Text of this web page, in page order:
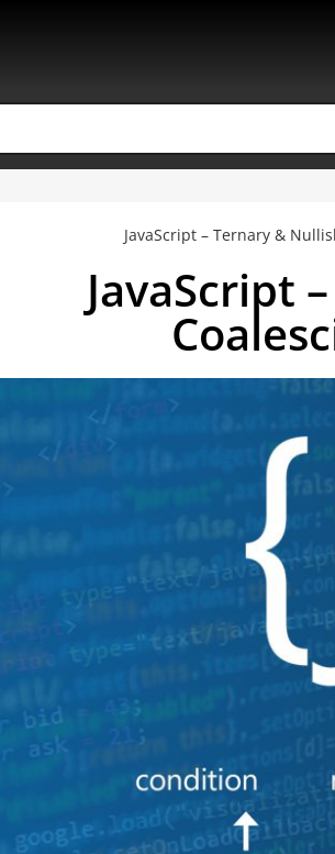
JavaScript – Ternary &
JavaScript